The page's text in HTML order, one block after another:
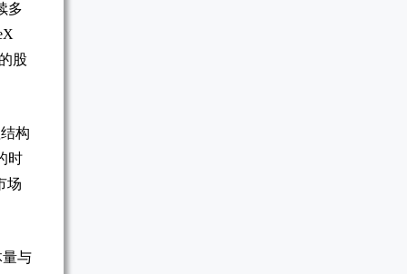
多
股
构
时
场
量与